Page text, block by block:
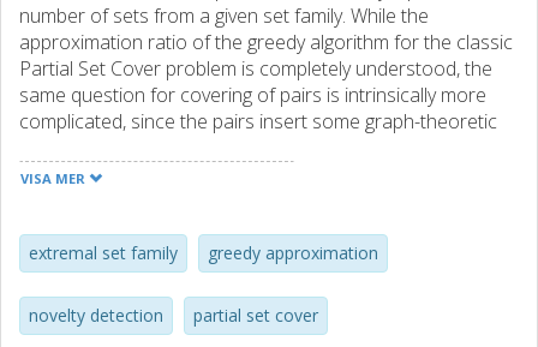
number of sets from a given set family. While the
approximation ratio of the greedy algorithm for the classic
Partial Set Cover problem is completely understood, the
same question for covering of pairs is intrinsically more
complicated, since the pairs insert some graph-theoretic
greedy step can be rephrased as a problem in extremal
different pairs of elements can we cover? In this paper we
introduce a method to calculate optimal approximation
guarantees, and we demonstrate its use on the smallest
set families.
VISA MER
extremal set family greedy approximation
novelty detection partial set cover